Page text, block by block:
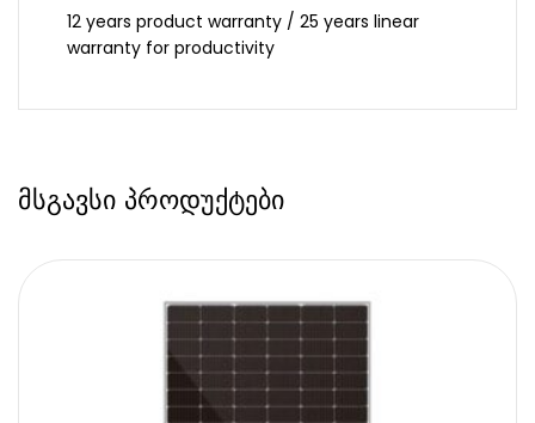
12 years product warranty / 25 years linear
warranty for productivity
მსგავსი პროდუქტები